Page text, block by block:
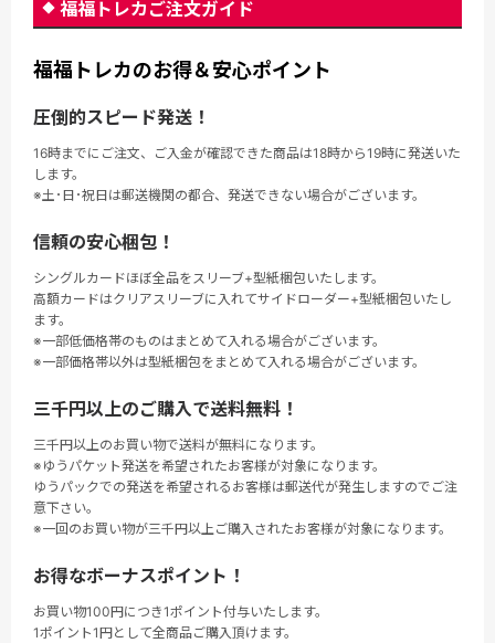
福福トレカご注文ガイド
福福トレカのお得＆安心ポイント
圧倒的スピード発送！
16時までにご注文、ご入金が確認できた商品は18時から19時に発送いた
します。
※土･日･祝日は郵送機関の都合、発送できない場合がございます。
信頼の安心梱包！
シングルカードほぼ全品をスリーブ+型紙梱包いたします。
高額カードはクリアスリーブに入れてサイドローダー+型紙梱包いたし
ます。
※一部低価格帯のものはまとめて入れる場合がございます。
※一部価格帯以外は型紙梱包をまとめて入れる場合がございます。
三千円以上のご購入で送料無料！
三千円以上のお買い物で送料が無料になります。
※ゆうパケット発送を希望されたお客様が対象になります。
ゆうパックでの発送を希望されるお客様は郵送代が発生しますのでご注
意下さい。
※一回のお買い物が三千円以上ご購入されたお客様が対象になります。
お得なボーナスポイント！
お買い物100円につき1ポイント付与いたします。
1ポイント1円として全商品ご購入頂けます。